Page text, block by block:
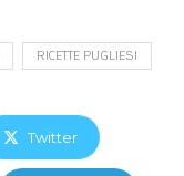
RICETTE PUGLIESI
Twitter